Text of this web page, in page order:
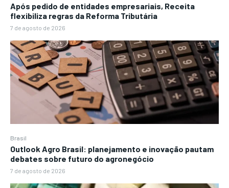
Após pedido de entidades empresariais, Receita
flexibiliza regras da Reforma Tributária
7 de agosto de 2026
Brasil
Outlook Agro Brasil: planejamento e inovação pautam
debates sobre futuro do agronegócio
7 de agosto de 2026